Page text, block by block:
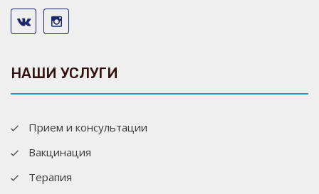
НАШИ УСЛУГИ
Прием и консультации
Вакцинация
Терапия